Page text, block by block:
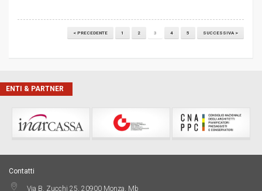
< PRECEDENTE 1 2 3 4 5 SUCCESSIVA >
ENTI & PARTNER
Contatti
Via B. Zucchi 25, 20900 Monza, Mb